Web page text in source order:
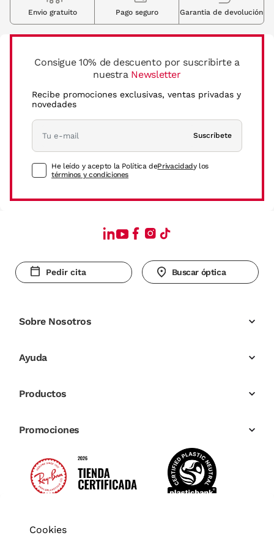
Consigue 10% de descuento por suscribirte a
nuestra Newsletter
Recibe promociones exclusivas, ventas privadas y
novedades
Suscríbete
He leído y acepto la Política dePrivacidady los
términos y condiciones
Envio gratuito Pago seguro Garantia de devolución
Pedir cita Buscar óptica
Sobre Nosotros
Ayuda
Productos
Promociones
Cookies